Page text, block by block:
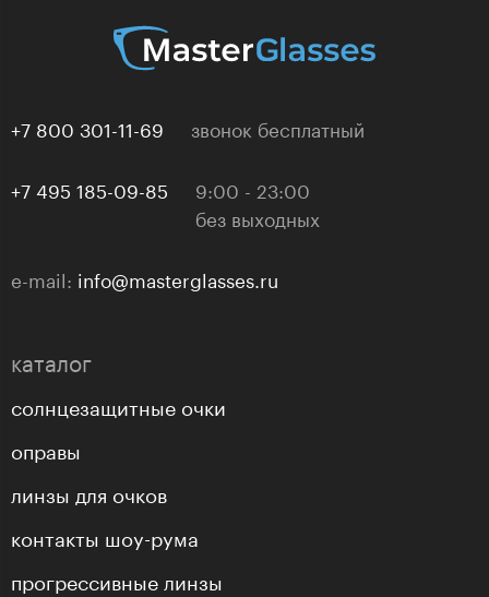
+7 800 301-11-69 звонок бесплатный
+7 495 185-09-85
9:00 - 23:00
без выходных
e-mail: info@masterglasses.ru
каталог
солнцезащитные очки
оправы
линзы для очков
контакты шоу-рума
прогрессивные линзы